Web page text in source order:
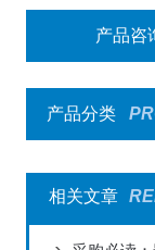
产品咨
产品分类
相关文章